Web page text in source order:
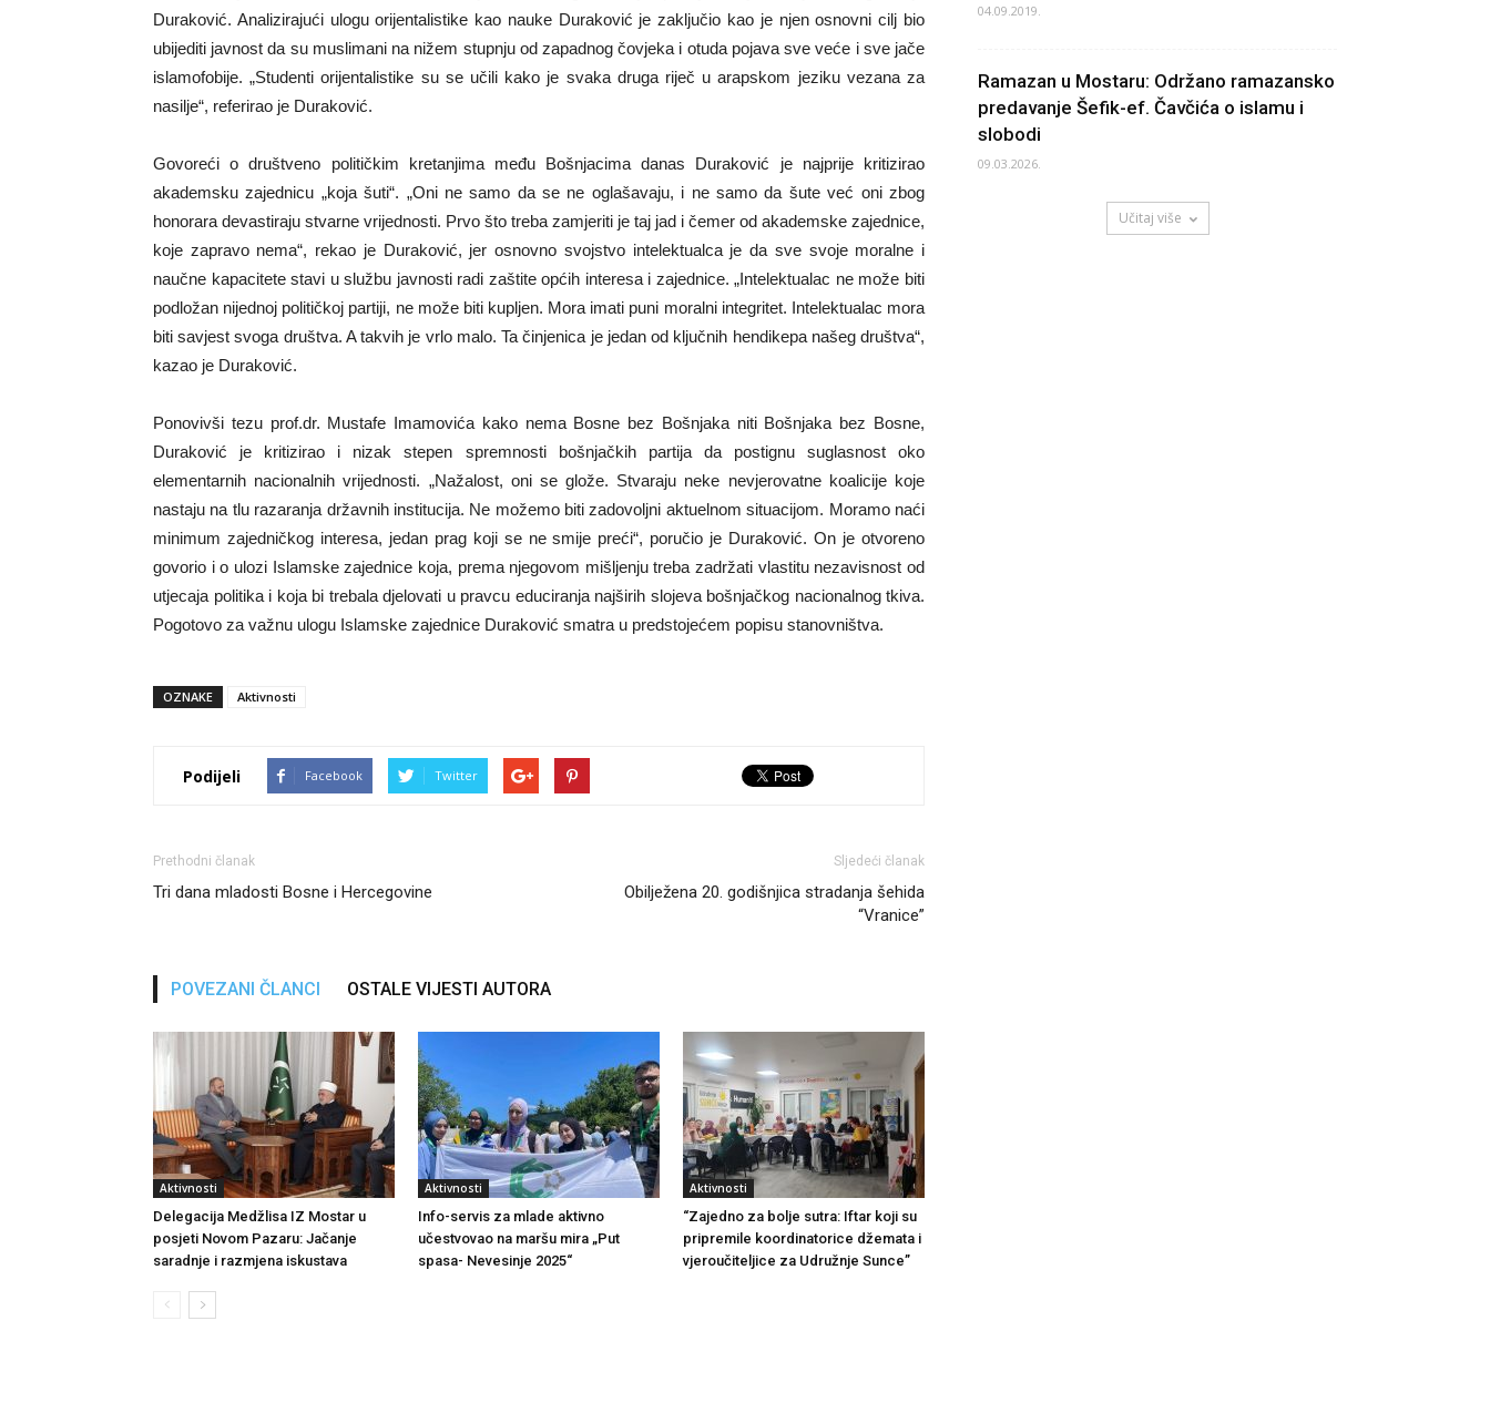
Duraković. Analizirajući ulogu orijentalistike kao nauke Duraković je zaključio kao je njen osnovni cilj bio
ubijediti javnost da su muslimani na nižem stupnju od zapadnog čovjeka i otuda pojava sve veće i sve jače
islamofobije. „Studenti orijentalistike su se učili kako je svaka druga riječ u arapskom jeziku vezana za
nasilje“, referirao je Duraković.
Govoreći o društveno političkim kretanjima među Bošnjacima danas Duraković je najprije kritizirao
akademsku zajednicu „koja šuti“. „Oni ne samo da se ne oglašavaju, i ne samo da šute već oni zbog
honorara devastiraju stvarne vrijednosti. Prvo što treba zamjeriti je taj jad i čemer od akademske zajednice,
koje zapravo nema“, rekao je Duraković, jer osnovno svojstvo intelektualca je da sve svoje moralne i
naučne kapacitete stavi u službu javnosti radi zaštite općih interesa i zajednice. „Intelektualac ne može biti
podložan nijednoj političkoj partiji, ne može biti kupljen. Mora imati puni moralni integritet. Intelektualac mora
biti savjest svoga društva. A takvih je vrlo malo. Ta činjenica je jedan od ključnih hendikepa našeg društva“,
kazao je Duraković.
Ponovivši tezu prof.dr. Mustafe Imamovića kako nema Bosne bez Bošnjaka niti Bošnjaka bez Bosne,
Duraković je kritizirao i nizak stepen spremnosti bošnjačkih partija da postignu suglasnost oko
elementarnih nacionalnih vrijednosti. „Nažalost, oni se glože. Stvaraju neke nevjerovatne koalicije koje
nastaju na tlu razaranja državnih institucija. Ne možemo biti zadovoljni aktuelnom situacijom. Moramo naći
minimum zajedničkog interesa, jedan prag koji se ne smije preći“, poručio je Duraković. On je otvoreno
govorio i o ulozi Islamske zajednice koja, prema njegovom mišljenju treba zadržati vlastitu nezavisnost od
utjecaja politika i koja bi trebala djelovati u pravcu educiranja najširih slojeva bošnjačkog nacionalnog tkiva.
Pogotovo za važnu ulogu Islamske zajednice Duraković smatra u predstojećem popisu stanovništva.
OZNAKE Aktivnosti
Podijeli Facebook Twitter
Prethodni članak
Tri dana mladosti Bosne i Hercegovine
Sljedeći članak
Obilježena 20. godišnjica stradanja šehida
“Vranice”
POVEZANI ČLANCI OSTALE VIJESTI AUTORA
Aktivnosti
Delegacija Medžlisa IZ Mostar u
posjeti Novom Pazaru: Jačanje
saradnje i razmjena iskustava
Aktivnosti
Info-servis za mlade aktivno
učestvovao na maršu mira „Put
spasa- Nevesinje 2025“
Aktivnosti
“Zajedno za bolje sutra: Iftar koji su
pripremile koordinatorice džemata i
vjeroučiteljice za Udružnje Sunce”
04.09.2019.
Ramazan u Mostaru: Održano ramazansko
predavanje Šefik-ef. Čavčića o islamu i
slobodi
09.03.2026.
Učitaj više